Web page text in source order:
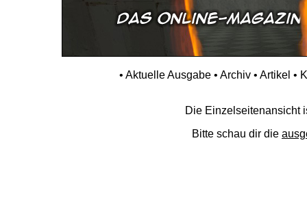
• Aktuelle Ausgabe• Archiv• Artikel •
Die Einzelseitenansicht
Bitte schau dir die